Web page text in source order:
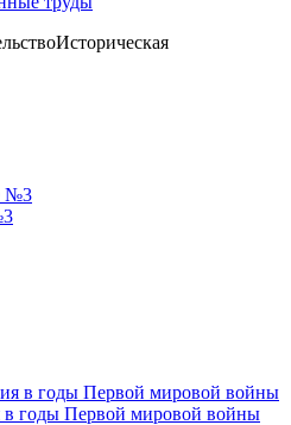
в годы Первой мировой войны